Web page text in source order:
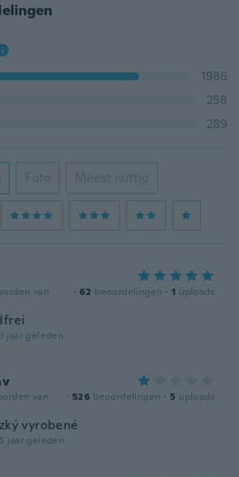
1986
258
289
Foto Meest nuttig
van
· 62 beoordelingen · 1 uploads
jaar geleden
van
· 526 beoordelingen · 5 uploads
vyrobené
jaar geleden